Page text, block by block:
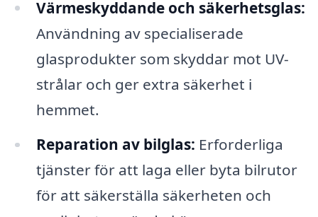
Värmeskyddande och säkerhetsglas:
Användning av specialiserade
glasprodukter som skyddar mot UV-
strålar och ger extra säkerhet i
hemmet.
Reparation av bilglas: Erforderliga
tjänster för att laga eller byta bilrutor
för att säkerställa säkerheten och